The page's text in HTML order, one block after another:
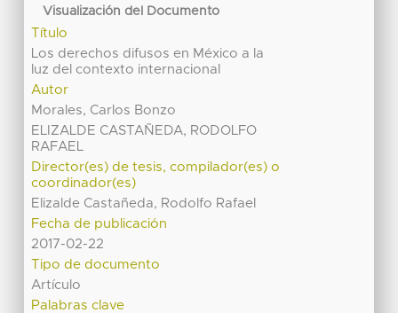
Visualización del Documento
Título
Los derechos difusos en México a la
luz del contexto internacional
Autor
Morales, Carlos Bonzo
ELIZALDE CASTAÑEDA, RODOLFO
RAFAEL
Director(es) de tesis, compilador(es) o
coordinador(es)
Elizalde Castañeda, Rodolfo Rafael
Fecha de publicación
2017-02-22
Tipo de documento
Artículo
Palabras clave